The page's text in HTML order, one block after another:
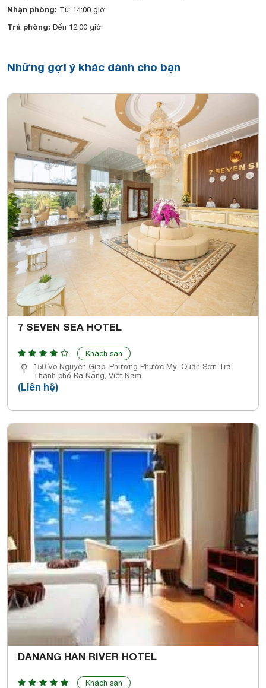
Nhận phòng: Từ 14:00 giờ
Trả phòng: Đến 12:00 giờ
Những gợi ý khác dành cho bạn
7 SEVEN SEA HOTEL
Khách sạn
150 Võ Nguyên Gíap, Phường Phước Mỹ, Quận Sơn Trà,
Thành phố Đà Nẵng, Việt Nam.
(Liên hệ)
DANANG HAN RIVER HOTEL
Khách sạn